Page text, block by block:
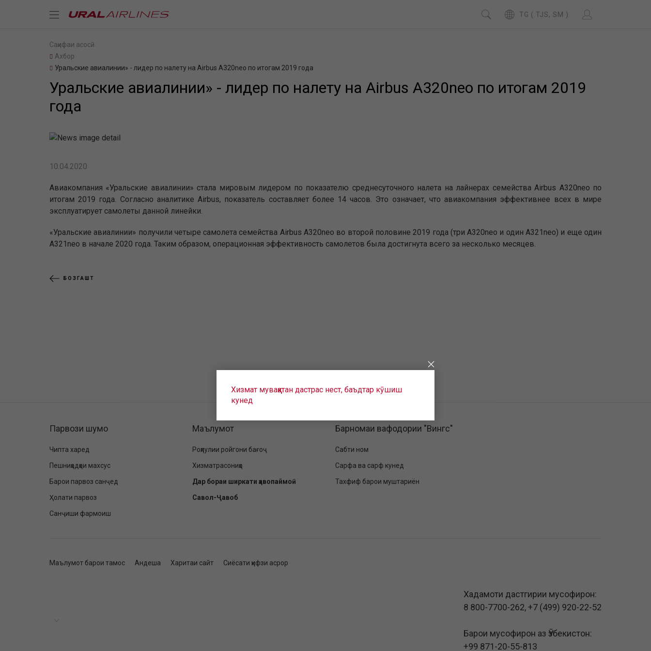
TG ( TJS, SM )
Саҳифаи асосӣ
Ахбор
Уральские авиалинии» - лидер по налету на Airbus A320neo по итогам 2019 года
Уральские авиалинии» - лидер по налету на Airbus A320neo по итогам 2019
года
10.04.2020
Авиакомпания «Уральские авиалинии» стала мировым лидером по показателю среднесуточного налета на лайнерах семейства Airbus A320neo по
итогам 2019 года. Согласно аналитике Airbus, показатель составляет более 14 часов. Это означает, что авиакомпания эффективнее всех в мире
эксплуатирует самолеты данной линейки.
«Уральские авиалинии» получили четыре самолета семейства Airbus A320neo во второй половине 2019 года (три A320neo и один A321neo) и еще один
А321neo в начале 2020 года. Таким образом, операционная эффективность самолетов была достигнута всего за несколько месяцев.
БОЗГАШТ
Хизмат муваққатан дастрас нест, баъдтар кӯшиш
кунед
Парвози шумо
Чипта харед
Пешниҳодҳои махсус
Барои парвоз санҷед
Ҳолати парвоз
Санҷиши фармоиш
Маълумот
Роҳпулии ройгони бағоҷ
Хизматрасониҳо
Дар бораи ширкати ҳавопаймоӣ
Савол-Ҷавоб
Барномаи вафодории "Вингс"
Сабти ном
Сарфа ва сарф кунед
Тахфиф барои муштариён
Маълумот барои тамос Андеша Харитаи сайт Сиёсати ҳифзи асрор
Хадамоти дастгирии мусофирон:
8 800-7700-262,+7 (499) 920-22-52
Барои мусофирон аз Ӯзбекистон:
+99 871-20-55-813